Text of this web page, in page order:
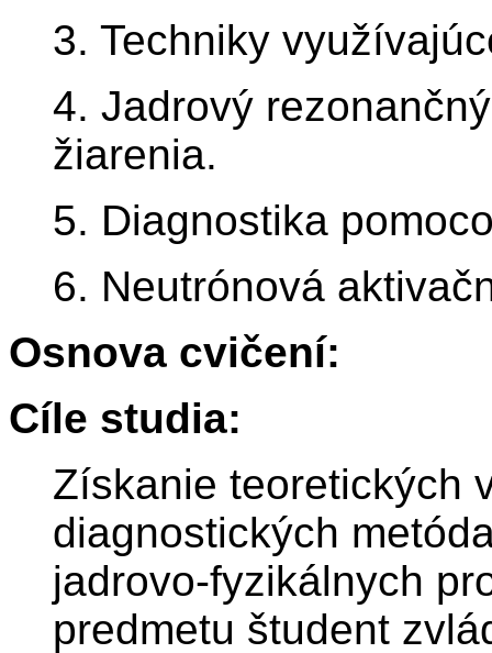
3. Techniky
4. Jadrový
žiarenia.
5. Diagnostika
6. Neutrónová
Osnova cvičení:
Cíle studia:
Získanie teoretických
diagnostických
jadrovo-fyzikálnych
predmetu študent